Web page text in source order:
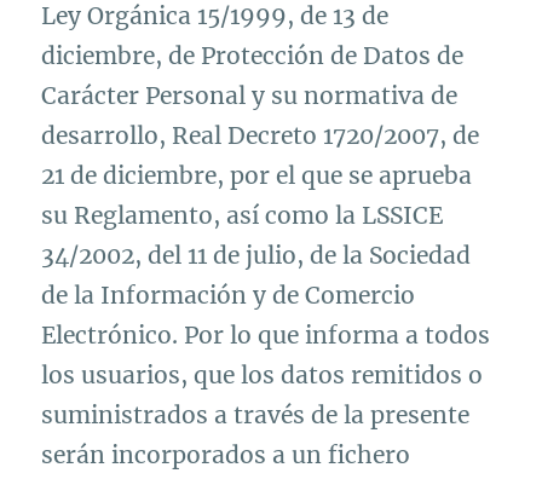
Ley Orgánica 15/1999, de 13 de
diciembre, de Protección de Datos de
Carácter Personal y su normativa de
desarrollo, Real Decreto 1720/2007, de
21 de diciembre, por el que se aprueba
su Reglamento, así como la LSSICE
34/2002, del 11 de julio, de la Sociedad
de la Información y de Comercio
Electrónico. Por lo que informa a todos
los usuarios, que los datos remitidos o
suministrados a través de la presente
serán incorporados a un fichero